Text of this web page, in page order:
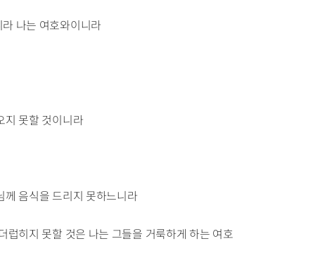
나는 여호와이니라
지 못할 것이니라
음식을 드리지 못하느니라
히지 못할 것은 나는 그들을 거룩하게 하는 여호